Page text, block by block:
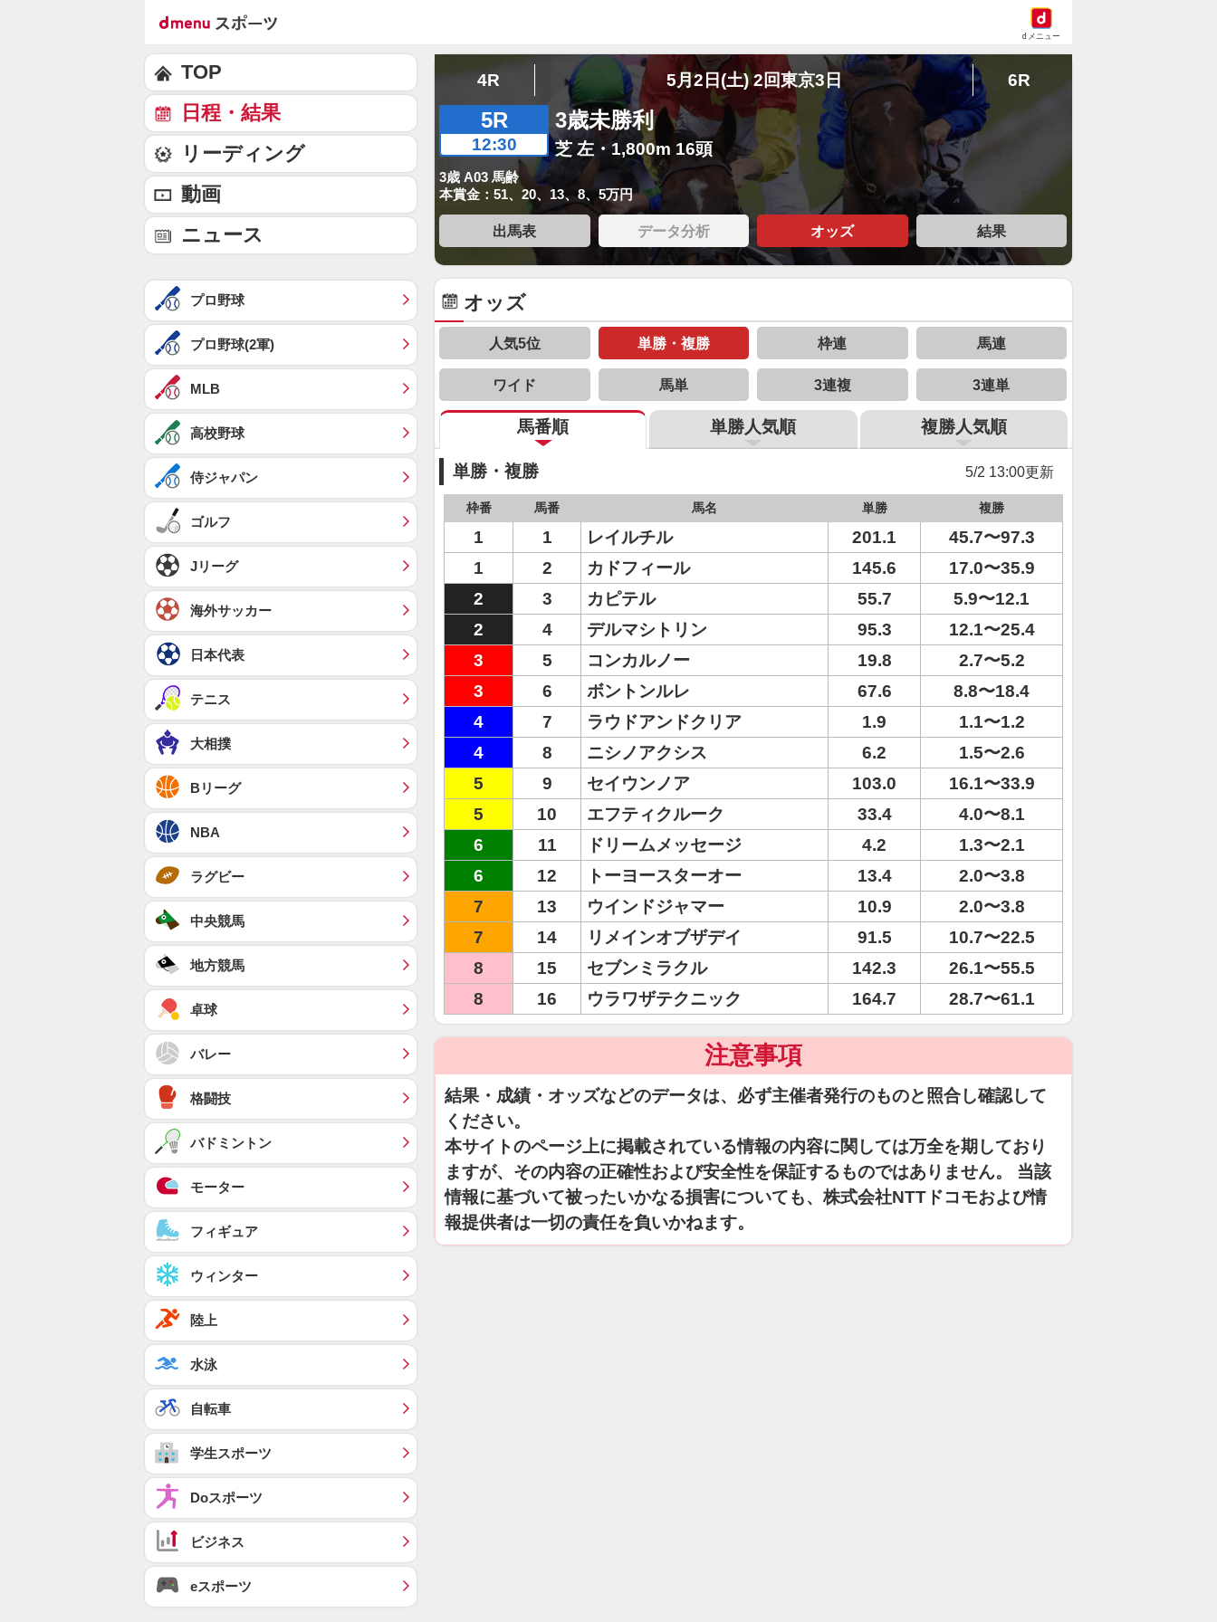
dメニュー
4R 5月2日(土) 2回東京3日 6R
5R
12:30
3歳未勝利
芝 左・1,800m 16頭
3歳 A03 馬齢
本賞金：51、20、13、8、5万円
出馬表 データ分析 オッズ 結果
オッズ
人気5位 単勝・複勝 枠連 馬連
ワイド 馬単 3連複 3連単
馬番順 単勝人気順 複勝人気順
単勝・複勝 5/2 13:00更新
枠番 馬番 馬名 単勝 複勝
1 1 レイルチル 201.1
45.7〜97.3
1
2 カドフィール 145.6
17.0〜35.9
2
3 カピテル 55.7
5.9〜12.1
2
4 デルマシトリン 95.3
12.1〜25.4
3
5 コンカルノー 19.8
2.7〜5.2
3
6 ボントンルレ 67.6
8.8〜18.4
4
7 ラウドアンドクリア 1.9
1.1〜1.2
4
8 ニシノアクシス 6.2
1.5〜2.6
5
9 セイウンノア 103.0
16.1〜33.9
5
10 エフティクルーク 33.4
4.0〜8.1
6
11 ドリームメッセージ 4.2
1.3〜2.1
6
12 トーヨースターオー 13.4
2.0〜3.8
7
13 ウインドジャマー 10.9
2.0〜3.8
7
14 リメインオブザデイ 91.5
10.7〜22.5
8
15 セブンミラクル 142.3
26.1〜55.5
8
16 ウラワザテクニック 164.7 28.7〜61.1
注意事項
結果・成績・オッズなどのデータは、必ず主催者発行のものと照合し確認して
ください。
本サイトのページ上に掲載されている情報の内容に関しては万全を期しており
ますが、その内容の正確性および安全性を保証するものではありません。 当該
情報に基づいて被ったいかなる損害についても、株式会社NTTドコモおよび情
報提供者は一切の責任を負いかねます。
TOP
日程・結果
リーディング
動画
ニュース
プロ野球
プロ野球(2軍)
MLB
高校野球
侍ジャパン
ゴルフ
Jリーグ
海外サッカー
日本代表
テニス
大相撲
Bリーグ
NBA
ラグビー
中央競馬
地方競馬
卓球
バレー
格闘技
バドミントン
モーター
フィギュア
ウィンター
陸上
水泳
自転車
学生スポーツ
Doスポーツ
ビジネス
eスポーツ